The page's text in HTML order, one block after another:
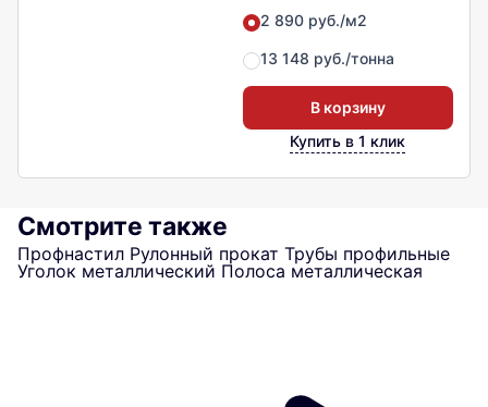
2 890 руб./м2
13 148 руб./тонна
В корзину
Купить в 1 клик
Смотрите также
Профнастил Рулонный прокат Трубы профильные
Уголок металлический Полоса металлическая